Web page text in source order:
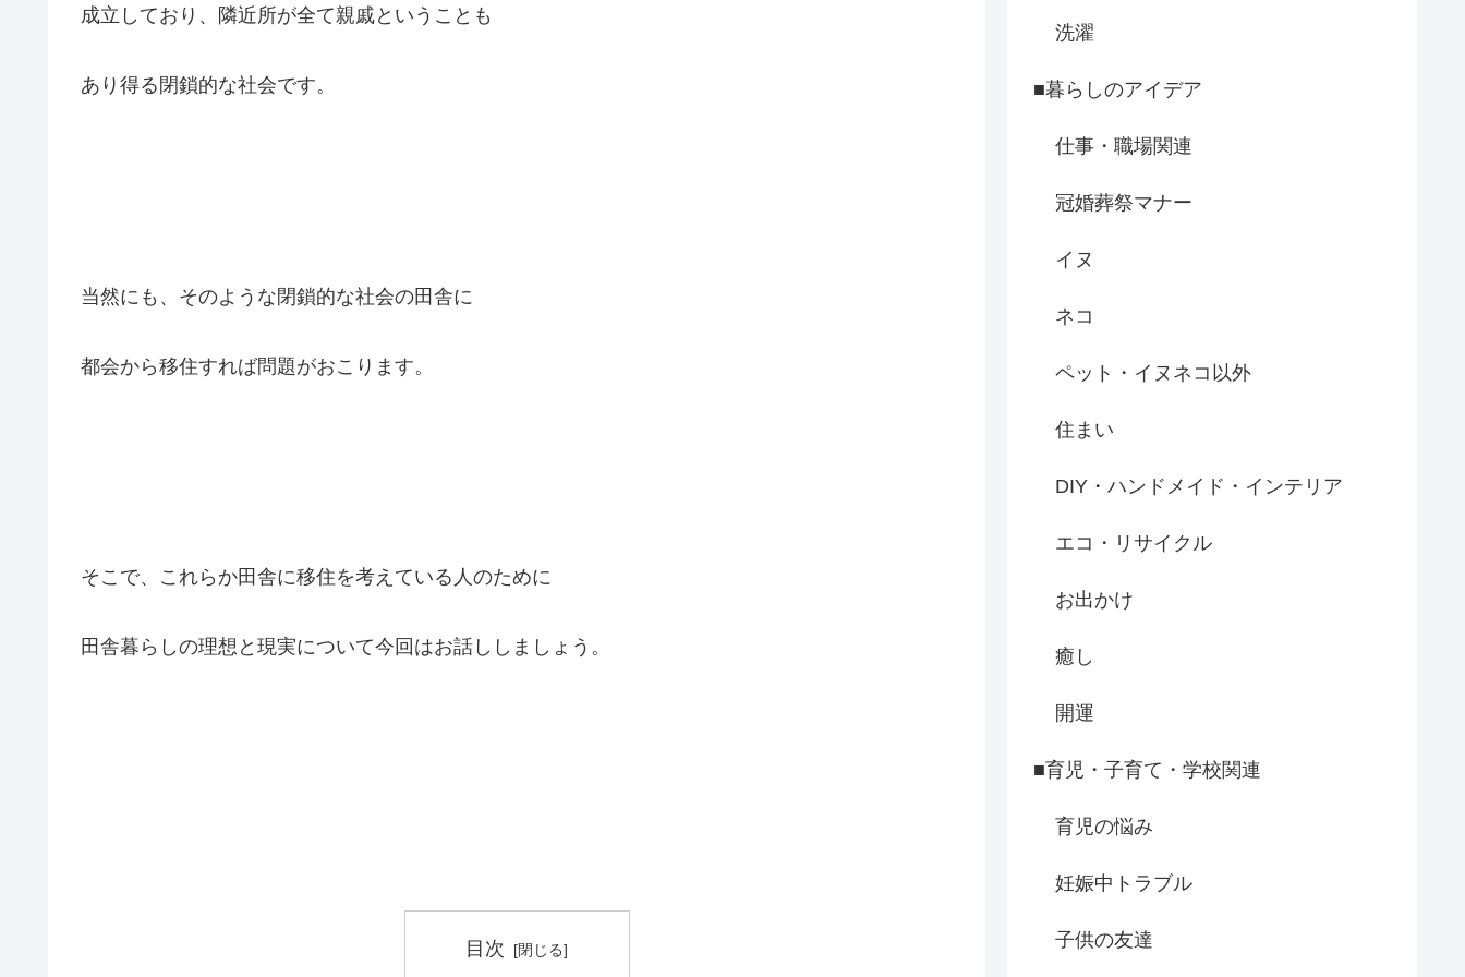
成立しており、隣近所が全て親戚ということも
あり得る閉鎖的な社会です。
当然にも、そのような閉鎖的な社会の田舎に
都会から移住すれば問題がおこります。
そこで、これらか田舎に移住を考えている人のために
田舎暮らしの理想と現実について今回はお話ししましょう。
目次
洗濯
■暮らしのアイデア
仕事・職場関連
冠婚葬祭マナー
イヌ
ネコ
ペット・イヌネコ以外
住まい
DIY・ハンドメイド・インテリア
エコ・リサイクル
お出かけ
癒し
開運
■育児・子育て・学校関連
育児の悩み
妊娠中トラブル
子供の友達